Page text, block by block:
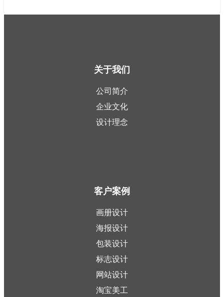
关于我们
公司简介
企业文化
设计理念
客户案例
画册设计
海报设计
包装设计
标志设计
网站设计
淘宝美工